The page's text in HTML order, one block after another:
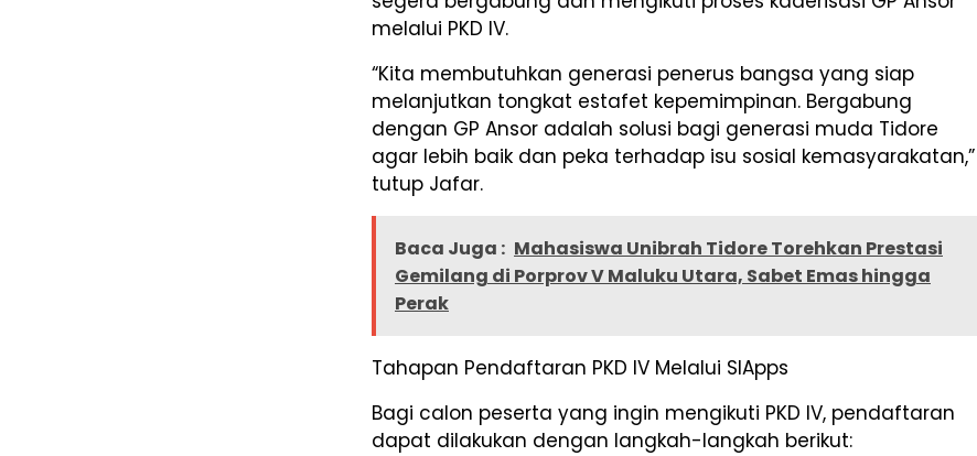
melalui PKD IV.
“Kita membutuhkan generasi penerus bangsa yang siap
melanjutkan tongkat estafet kepemimpinan. Bergabung
dengan GP Ansor adalah solusi bagi generasi muda Tidore
agar lebih baik dan peka terhadap isu sosial kemasyarakatan,”
tutup Jafar.
Baca Juga : Mahasiswa Unibrah Tidore Torehkan Prestasi
Gemilang di Porprov V Maluku Utara, Sabet Emas hingga
Perak
Tahapan Pendaftaran PKD IV Melalui SIApps
Bagi calon peserta yang ingin mengikuti PKD IV, pendaftaran
dapat dilakukan dengan langkah-langkah berikut: